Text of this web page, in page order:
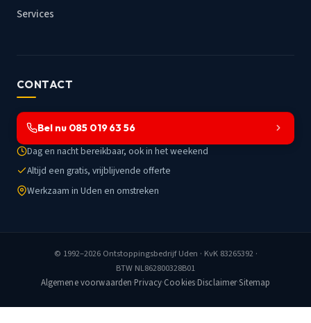
Services
CONTACT
Bel nu 085 019 63 56
Dag en nacht bereikbaar, ook in het weekend
Altijd een gratis, vrijblijvende offerte
Werkzaam in Uden en omstreken
© 1992–2026 Ontstoppingsbedrijf Uden · KvK 83265392 ·
BTW NL862800328B01
Algemene voorwaarden·Privacy·Cookies·Disclaimer·Sitemap